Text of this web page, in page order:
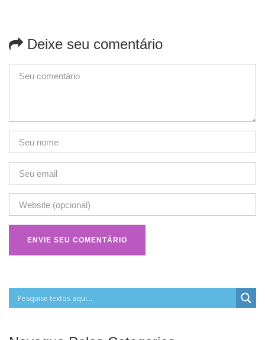
Deixe seu comentário